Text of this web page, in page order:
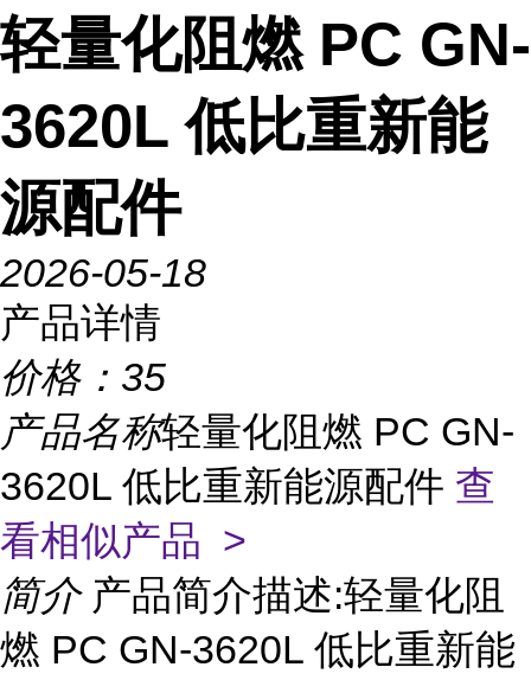
轻量化阻燃 PC GN-
3620L 低比重新能
源配件
2026-05-18
产品详情
价格： 35
产品名称轻量化阻燃 PC GN-
3620L 低比重新能源配件 查
看相似产品 >
简介 产品简介描述:轻量化阻
燃 PC GN-3620L 低比重新能